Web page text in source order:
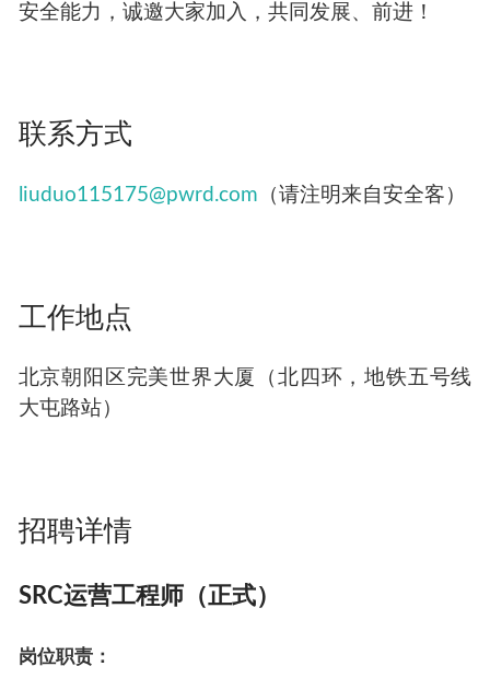
安全能力，诚邀大家加入，共同发展、前进！
联系方式
liuduo115175@pwrd.com （请注明来自安全客）
工作地点
北京朝阳区完美世界大厦（北四环，地铁五号线
大屯路站）
招聘详情
SRC运营工程师（正式）
岗位职责：